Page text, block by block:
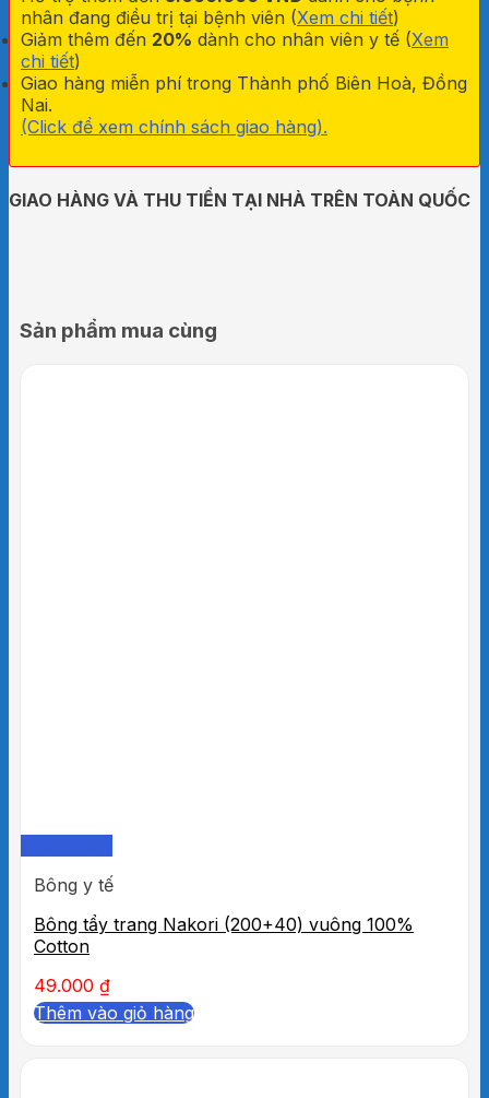
nhân đang điều trị tại bệnh viên (Xem chi tiết)
Giảm thêm đến 20% dành cho nhân viên y tế (Xem
chi tiết)
Giao hàng miễn phí trong Thành phố Biên Hoà, Đồng
Nai.
(Click để xem chính sách giao hàng).
GIAO HÀNG VÀ THU TIỀN TẠI NHÀ TRÊN TOÀN QUỐC
Sản phẩm mua cùng
Bông y tế
Bông tẩy trang Nakori (200+40) vuông 100%
Cotton
49.000 ₫
Thêm vào giỏ hàng